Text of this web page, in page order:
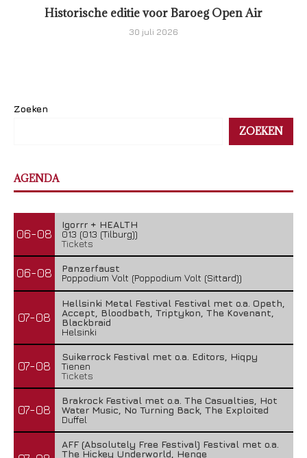
Historische editie voor Baroeg Open Air
30 juli 2026
Zoeken
ZOEKEN
AGENDA
06-08
Igorrr + HEALTH
013 (013 (Tilburg))
Tickets
06-08
Panzerfaust
Poppodium Volt (Poppodium Volt (Sittard))
07-08
Hellsinki Metal Festival Festival met o.a. Opeth,
Accept, Bloodbath, Triptykon, The Kovenant,
Blackbraid
Helsinki
07-08
Suikerrock Festival met o.a. Editors, Hiqpy
Tienen
Tickets
07-08
Brakrock Festival met o.a. The Casualties, Hot
Water Music, No Turning Back, The Exploited
Duffel
AFF (Absolutely Free Festival) Festival met o.a.
The Hickey Underworld, Henge